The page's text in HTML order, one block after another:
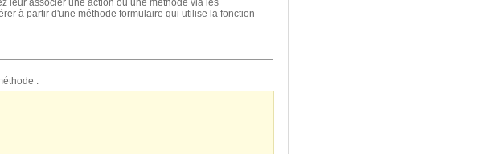
leur associer une action ou une méthode via les
à partir d'une méthode formulaire qui utilise la fonction
: